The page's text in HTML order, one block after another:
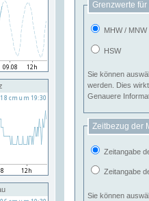
Grenzwerte
MHW / MNW
HSW
Sie können
werden.
Genauere
Zeitbezug der
Zeitangabe
Zeitangabe
Sie können